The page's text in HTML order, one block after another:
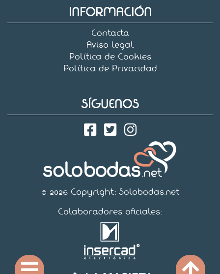
INFORMACIÓN
Contacta
Aviso legal
Política de Cookies
Política de Privacidad
SÍGUENOS
© 2026 Copyright: Solobodas.net
Colaboradores oficiales: